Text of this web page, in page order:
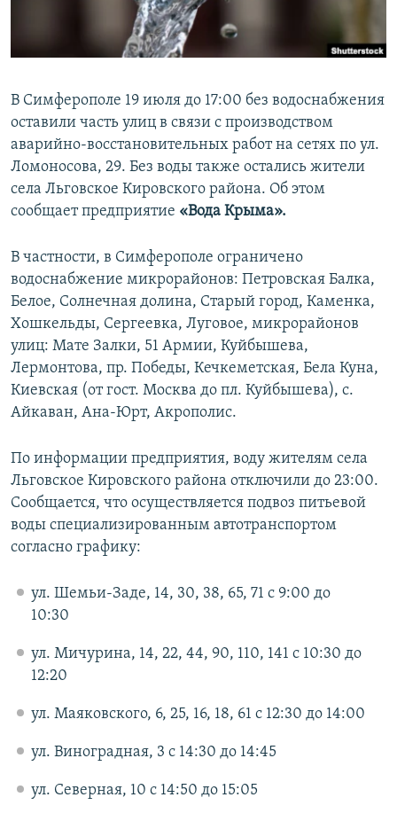
ПОБЕДИТЕЛЕЙ НЕ СУДЯТ?
КРЫМ.НЕПОКОРЕННЫЙ
УКРАИНСКАЯ ПРОБЛЕМА КРЫМА
Все сайты RFE/RL
В Симферополе 19 июля до 17:00 без водоснабжения
оставили часть улиц в связи с производством
аварийно-восстановительных работ на сетях по ул.
Ломоносова, 29. Без воды также остались жители
села Льговское Кировского района. Об этом
сообщает предприятие «Вода Крыма».
В частности, в Симферополе ограничено
водоснабжение микрорайонов: Петровская Балка,
Белое, Солнечная долина, Старый город, Каменка,
Хошкельды, Сергеевка, Луговое, микрорайонов
улиц: Мате Залки, 51 Армии, Куйбышева,
Лермонтова, пр. Победы, Кечкеметская, Бела Куна,
Киевская (от гост. Москва до пл. Куйбышева), с.
Айкаван, Ана-Юрт, Акрополис.
По информации предприятия, воду жителям села
Льговское Кировского района отключили до 23:00.
Сообщается, что осуществляется подвоз питьевой
воды специализированным автотранспортом
согласно графику:
ул. Шемьи-Заде, 14, 30, 38, 65, 71 с 9:00 до
10:30
ул. Мичурина, 14, 22, 44, 90, 110, 141 с 10:30 до
12:20
ул. Маяковского, 6, 25, 16, 18, 61 с 12:30 до 14:00
ул. Виноградная, 3 с 14:30 до 14:45
ул. Северная, 10 с 14:50 до 15:05